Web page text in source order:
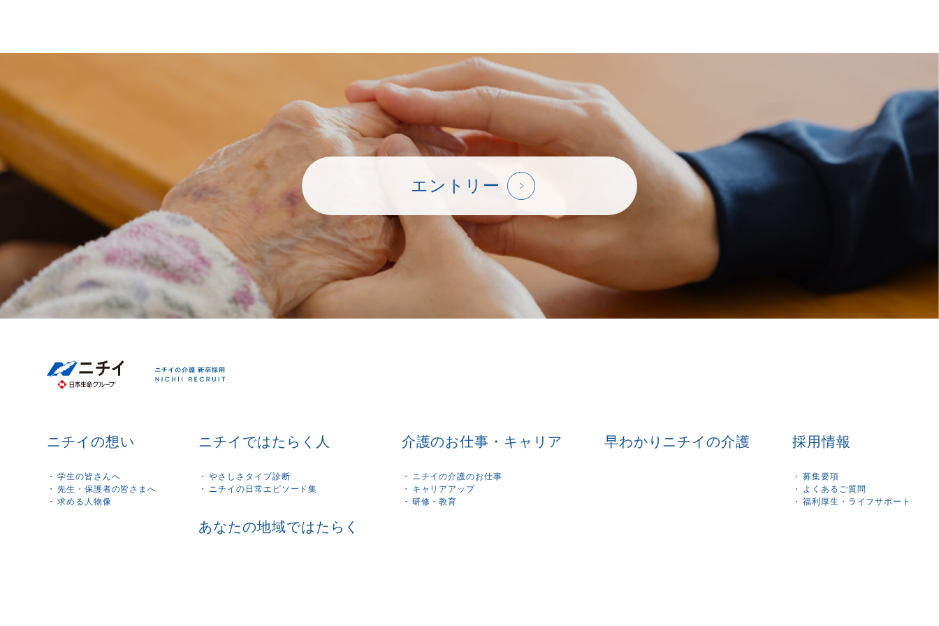
エントリー
ニチイの想い
学生の皆さんへ
先生・保護者の皆さまへ
求める人物像
ニチイではたらく人
やさしさタイプ診断
ニチイの日常エピソード集
あなたの地域ではたらく
介護のお仕事・キャリア
ニチイの介護のお仕事
キャリアアップ
研修・教育
早わかりニチイの介護 採用情報
募集要項
よくあるご質問
福利厚生・ライフサポート